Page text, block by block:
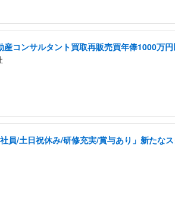
コンサルタント買取再販売買年俸1000万
員/土日祝休み/研修充実/賞与あり」新たな